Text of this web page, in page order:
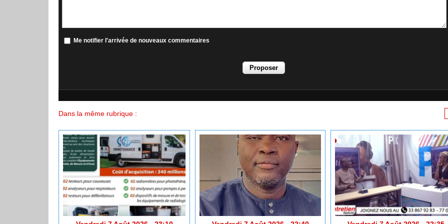
Me notifier l'arrivée de nouveaux commentaires
Dans la même rubrique :